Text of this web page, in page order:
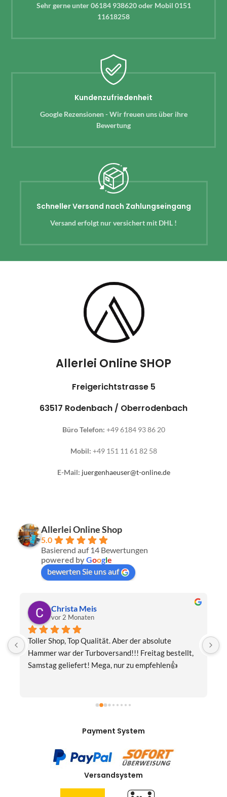
Sehr gerne unter 06184 938620 oder Mobil 0151
11618258
Kundenzufriedenheit
Google Rezensionen - Wir freuen uns über ihre
Bewertung
Schneller Versand nach Zahlungseingang
Versand erfolgt nur versichert mit DHL !
Allerlei Online SHOP
Freigerichtstrasse 5
63517 Rodenbach / Oberrodenbach
Büro Telefon: +49 6184 93 86 20
Mobil: +49 151 11 61 82 58
E-Mail: juergenhaeuser@t-online.de
Allerlei Online Shop
5.0
Basierend auf 14 Bewertungen
powered byGoogle
bewerten Sie uns auf
Christa Meis
vor 2 Monaten
Toller Shop, Top Qualität. Aber der absolute
Hammer war der Turboversand!!! Freitag bestellt,
Samstag geliefert! Mega, nur zu empfehlen👍
Payment System
Versandsystem